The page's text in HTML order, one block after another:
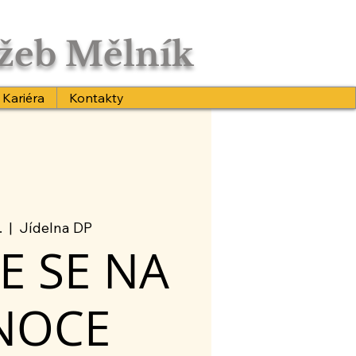
Mělník
Kariéra Kontakty
  |
Jídelna DP
SE NA